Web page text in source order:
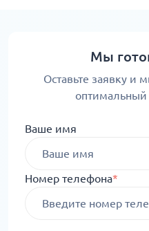
Мы
Оставьте заявку и
Ваше имя
Номер телефона*